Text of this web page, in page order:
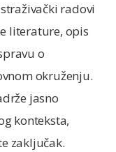
radovi
literature, opis
o
okruženju.
jasno
konteksta,
zaključak.